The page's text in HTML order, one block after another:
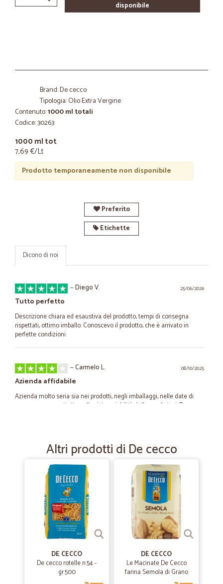
disponibile
Brand: De cecco
Tipologia: Olio Extra Vergine
Contenuto:1000 ml totali
Codice: 30263
1000 ml tot
7,69 €/Lt
Prodotto temporaneamente non disponibile
Preferito
Etichette
Dicono di noi
25/06/2026
—Diego V.
Tutto perfetto
Descrizione chiara ed esaustiva del prodotto, tempi di consegna
rispettati, ottimo imballo. Conoscevo il prodotto, che è arrivato in
perfette condizioni.
08/10/2025
—Carmelo L.
Azienda affidabile
Azienda molto seria sia nei prodotti, negli imballaggi, nelle date di
consegna e soprattutto nella rintracciabilità delle spedizioni. Da
—Paolo T.
Ottimo servizio e prezzi
Ottimo servizio e prezzi
—Gianfabio V.
tutto ottimo!
09/07/2020
Trustpilot
Altri prodotti di De cecco
DE CECCO
De cecco rotelle n.54 -
gr.500
DE CECCO
Le Macinate De Cecco
farina Semola di Grano
Duro Rimacinata 1 kg.